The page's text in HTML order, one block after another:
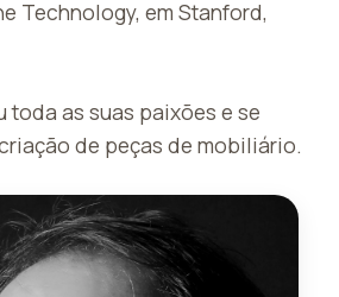
Technology, em Stanford,
toda as suas paixões e se
de peças de mobiliário.